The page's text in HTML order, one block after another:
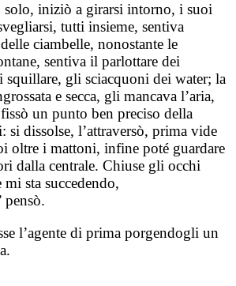
solo, iniziò a girarsi intorno, i suoi
tutti insieme, sentiva
ciambelle, nonostante le
sentiva il parlottare dei
gli sciacquoni dei water; la
e secca, gli mancava l’aria,
un punto ben preciso della
si dissolse, l’attraversò, prima vide
oltre i mattoni, infine poté guardare
dalla centrale. Chiuse gli occhi
sta succedendo,
pensò.
l’agente di prima porgendogli un